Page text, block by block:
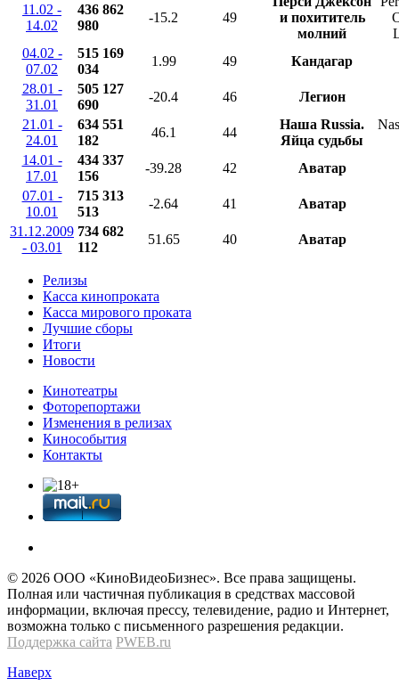
11.02 -
14.02
436 862
980
-15.2 49
и похититель
молний
04.02 -
07.02
515 169
034
1.99 49
Кандагар
28.01 -
31.01
505 127
690
-20.4 46
Легион
21.01 -
24.01
634 551
182
46.1 44
Наша Russia.
Яйца судьбы
14.01 -
17.01
434 337
156
-39.28 42
Аватар
07.01 -
10.01
715 313
513
-2.64 41
Аватар
31.12.2009
- 03.01
734 682
112
51.65 40 Аватар
Релизы
Касса кинопроката
Касса мирового проката
Лучшие сборы
Итоги
Новости
Кинотеатры
Фоторепортажи
Изменения в релизах
Кинособытия
Контакты
© 2026 OOО «КиноВидеоБизнес». Все права защищены.
Полная или частичная публикация в средствах массовой
информации, включая прессу, телевидение, радио и Интернет,
возможна только с письменного разрешения редакции.
Поддержка сайта PWEB.ru
Наверх